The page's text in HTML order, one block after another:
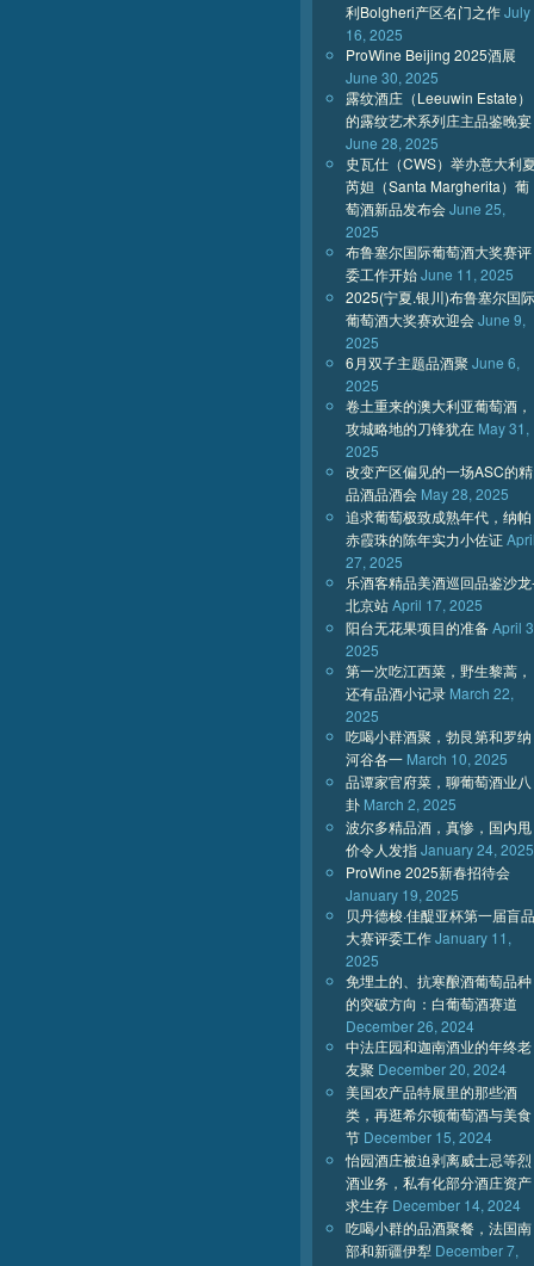
利Bolgheri产区名门之作July
16, 2025
ProWine Beijing 2025酒展
June 30, 2025
露纹酒庄（Leeuwin Estate）
的露纹艺术系列庄主品鉴晚宴
June 28, 2025
史瓦仕（CWS）举办意大利
芮妲（Santa Margherita）葡
萄酒新品发布会June 25,
2025
布鲁塞尔国际葡萄酒大奖赛评
委工作开始June 11, 2025
2025(宁夏.银川)布鲁塞尔国际
葡萄酒大奖赛欢迎会June 9,
2025
6月双子主题品酒聚 June 6,
2025
卷土重来的澳大利亚葡萄酒，
攻城略地的刀锋犹在 May 31,
2025
改变产区偏见的一场ASC的精
品酒品酒会 May 28, 2025
追求葡萄极致成熟年代，纳帕
赤霞珠的陈年实力小佐证
27, 2025
乐酒客精品美酒巡回品鉴沙
北京站April 17, 2025
阳台无花果项目的准备April
2025
第一次吃江西菜，野生黎蒿，
还有品酒小记录 March 22,
2025
吃喝小群酒聚，勃艮第和罗纳
河谷各一 March 10, 2025
品谭家官府菜，聊葡萄酒业八
卦 March 2, 2025
波尔多精品酒，真惨，国内甩
价令人发指January 24, 2025
ProWine 2025新春招待会
January 19, 2025
贝丹德梭·佳醍亚杯第一届盲品
大赛评委工作January 11,
2025
免埋土的、抗寒酿酒葡萄品种
的突破方向：白葡萄酒赛道
December 26, 2024
中法庄园和迦南酒业的年终老
友聚 December 20, 2024
美国农产品特展里的那些酒
类，再逛希尔顿葡萄酒与美食
节 December 15, 2024
怡园酒庄被迫剥离威士忌等烈
酒业务，私有化部分酒庄资产
求生存 December 14, 2024
吃喝小群的品酒聚餐，法国南
部和新疆伊犁 December 7,